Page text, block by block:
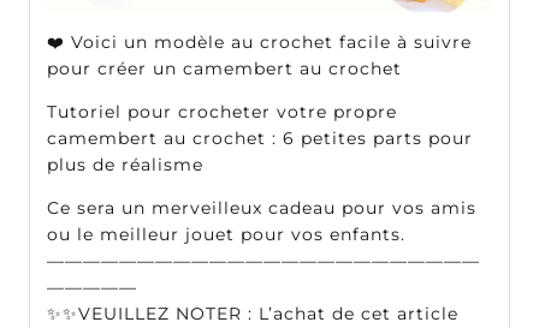
❤️ Voici un modèle au crochet facile à suivre
pour créer un camembert au crochet
Tutoriel pour crocheter votre propre
camembert au crochet : 6 petites parts pour
plus de réalisme
Ce sera un merveilleux cadeau pour vos amis
ou le meilleur jouet pour vos enfants.
————————————————————————
—————
✨✨VEUILLEZ NOTER : L’achat de cet article